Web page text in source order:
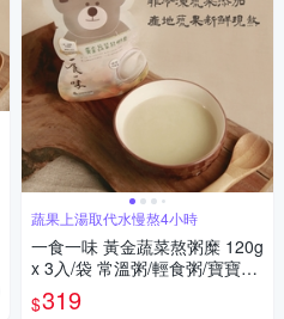
蔬果上湯取代水慢熬4小時
一食一味 黃金蔬菜熬粥糜 120g
x 3入/袋 常溫粥/輕食粥/寶寶粥/
副食品
$319